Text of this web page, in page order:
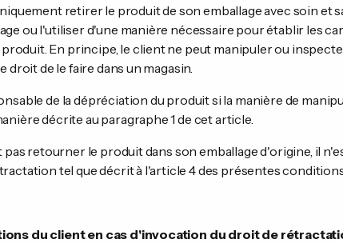
retirer le produit de son emballage avec soin et
ou l'utiliser d'une manière nécessaire pour établir les
En principe, le client ne peut manipuler ou
droit de le faire dans un magasin.
de la dépréciation du produit si la manière de
décrite au paragraphe 1 de cet article.
pas retourner le produit dans son emballage d'origine, il
tel que décrit à l'article 4 des présentes
du client en cas d'invocation du droit de